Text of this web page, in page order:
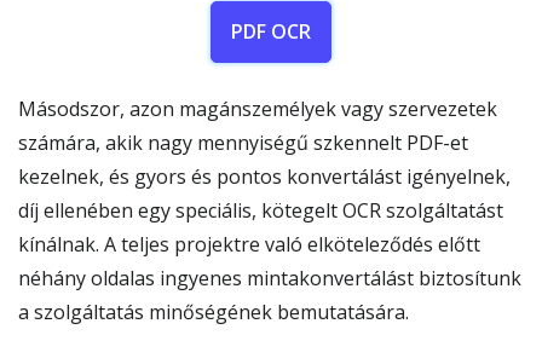
PDF OCR
Másodszor, azon magánszemélyek vagy szervezetek
számára, akik nagy mennyiségű szkennelt PDF-et
kezelnek, és gyors és pontos konvertálást igényelnek,
díj ellenében egy speciális, kötegelt OCR szolgáltatást
kínálnak. A teljes projektre való elköteleződés előtt
néhány oldalas ingyenes mintakonvertálást biztosítunk
a szolgáltatás minőségének bemutatására.